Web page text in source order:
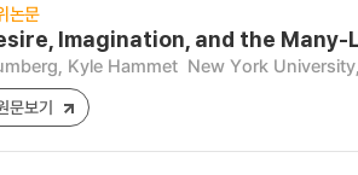
논문
Imagination, and the Many-
Kyle Hammet New York
문보기